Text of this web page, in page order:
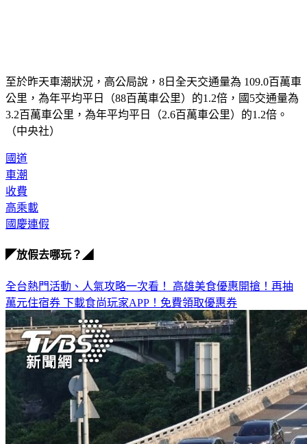
至於昨天車潮狀況，高公局說，8日全天交通量為 109.0百萬車
公里，為年平均平日（88百萬車公里）的1.2倍，國5交通量為
3.2百萬車公里，為年平均平日（2.6百萬車公里）的1.2倍。
（中央社）
國道
車潮
收費
高乘載
國慶連假
◤放假去哪玩？◢
全台熱門活動、人氣攻略一次看！ 高雄美食優惠開搶！再抽
萬元住宿券 下載食尚玩家APP！免費領取優惠券